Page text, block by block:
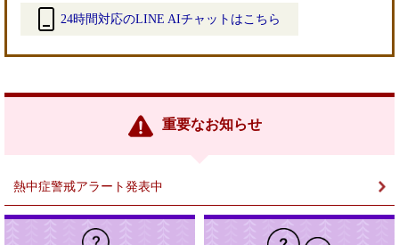
24時間対応のLINE AIチャットはこちら
リ
重要なお知らせ
熱中症警戒アラート発表中